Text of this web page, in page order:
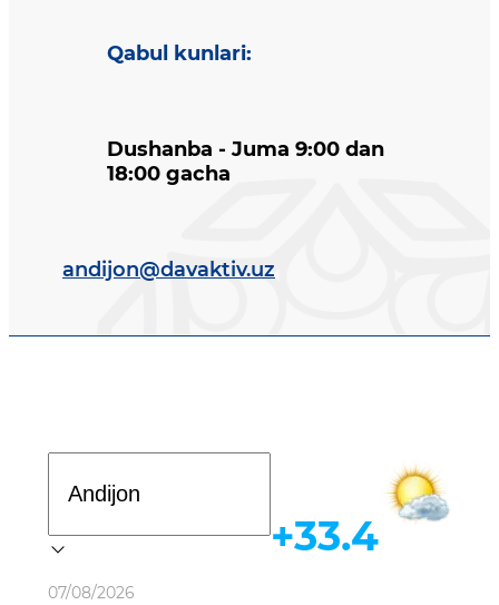
Qabul kunlari:
Dushanba - Juma 9:00 dan
18:00 gacha
andijon@davaktiv.uz
Ob-havo
07/08/2026
+33.4